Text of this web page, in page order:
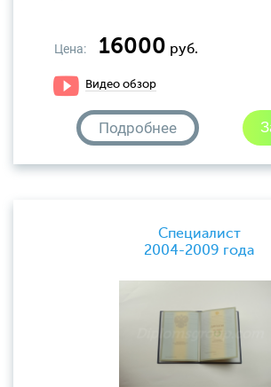
Цена: 16000 руб.
Видео обзор
Подробнее
Специалист
2004-2009 года